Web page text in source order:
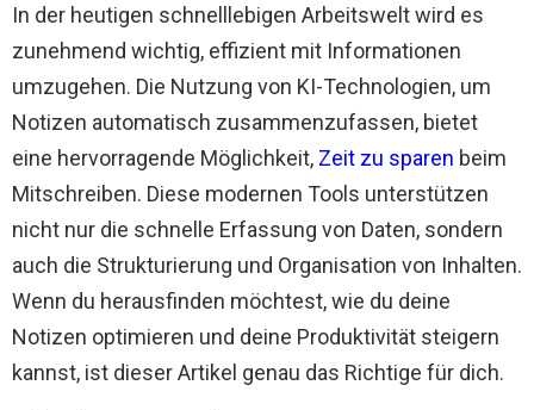
In der heutigen schnelllebigen Arbeitswelt wird es
zunehmend wichtig, effizient mit Informationen
umzugehen. Die Nutzung von KI-Technologien, um
Notizen automatisch zusammenzufassen, bietet
eine hervorragende Möglichkeit, Zeit zu sparen beim
Mitschreiben. Diese modernen Tools unterstützen
nicht nur die schnelle Erfassung von Daten, sondern
auch die Strukturierung und Organisation von Inhalten.
Wenn du herausfinden möchtest, wie du deine
Notizen optimieren und deine Produktivität steigern
kannst, ist dieser Artikel genau das Richtige für dich.